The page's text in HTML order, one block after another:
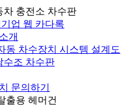
차 충전소 차수판
업 웹 카다록
개
동 차수장치 시스템 설계도
수조 차수판
문의하기
출용 헤머건